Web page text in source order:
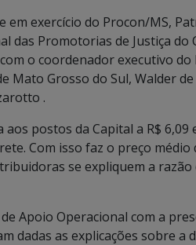
exercício do Procon/MS,
das Promotorias de Justiça do
o coordenador executivo do
Mato Grosso do Sul, Walder
.
postos da Capital a R$ 6,09
Com isso faz o preço
se expliquem a razão
Apoio Operacional com a
dadas as explicações sobre a